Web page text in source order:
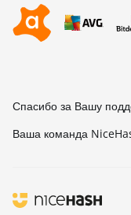
Спасибо за Вашу
Ваша команда